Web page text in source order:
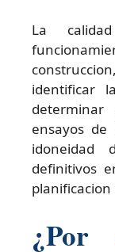
La
identificar
ensayos de
idoneidad
definitivos
¿Por